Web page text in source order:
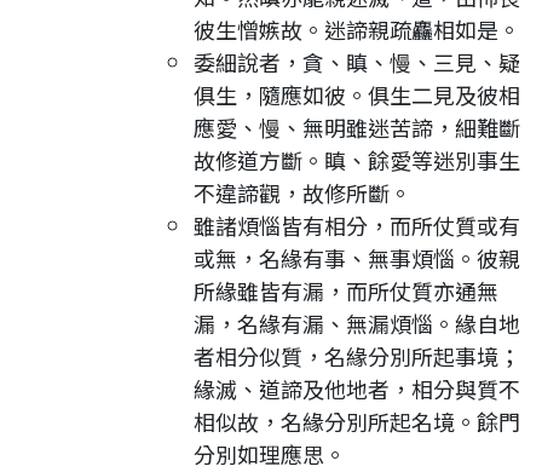
彼生憎嫉故。迷諦親疏麤相如是。
委細說者，貪、瞋、慢、三見、疑
俱生，隨應如彼。俱生二見及彼相
應愛、慢、無明雖迷苦諦，細難斷
故修道方斷。瞋、餘愛等迷別事生
不違諦觀，故修所斷。
雖諸煩惱皆有相分，而所仗質或有
或無，名緣有事、無事煩惱。彼親
所緣雖皆有漏，而所仗質亦通無
漏，名緣有漏、無漏煩惱。緣自地
者相分似質，名緣分別所起事境；
緣滅、道諦及他地者，相分與質不
相似故，名緣分別所起名境。餘門
分別如理應思。